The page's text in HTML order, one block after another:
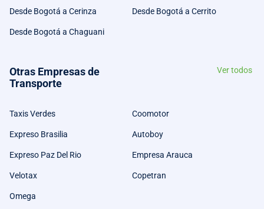
Desde Bogotá a Cerinza Desde Bogotá a Cerrito
Desde Bogotá a Chaguani
Otras Empresas de
Transporte
Ver todos
Taxis Verdes Coomotor
Expreso Brasilia Autoboy
Expreso Paz Del Rio Empresa Arauca
Velotax Copetran
Omega